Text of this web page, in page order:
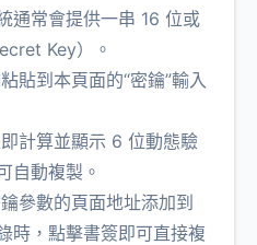
通常會提供一串 16 位或
Key）。
貼到本頁面的“密鑰”輸入
計算並顯示 6 位動態驗
自動複製。
參數的頁面地址添加到
時，點擊書簽即可直接複